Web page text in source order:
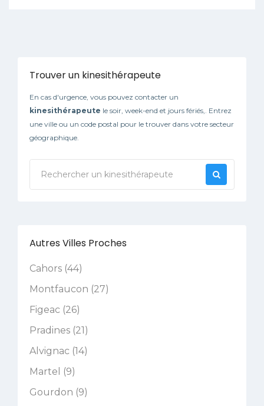
Trouver un kinesithérapeute
En cas d'urgence, vous pouvez contacter un
kinesithérapeute le soir, week-end et jours fériés,. Entrez
une ville ou un code postal pour le trouver dans votre secteur
géographique.
Autres Villes Proches
Cahors (44)
Montfaucon (27)
Figeac (26)
Pradines (21)
Alvignac (14)
Martel (9)
Gourdon (9)